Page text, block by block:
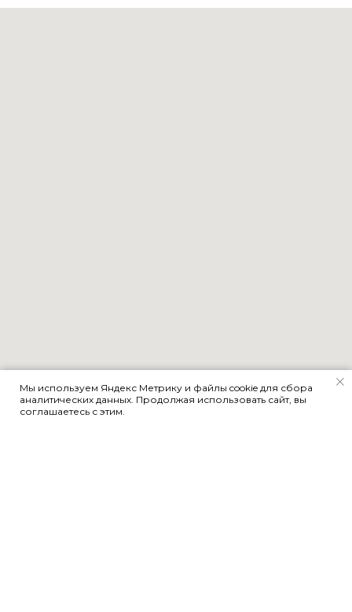
Мы используем Яндекс Метрику и файлы cookie для сбора
аналитических данных. Продолжая использовать сайт, вы
соглашаетесь с этим.